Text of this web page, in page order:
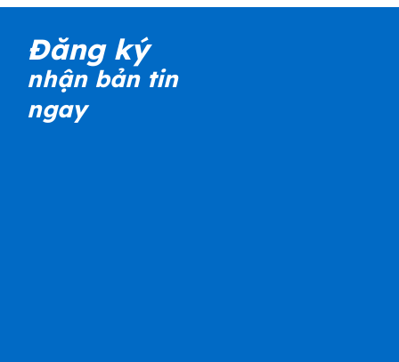
Đăng ký
nhận bản tin
ngay